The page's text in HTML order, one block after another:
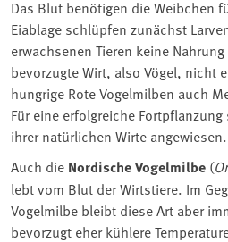
Das Blut benötigen die Weibchen
Eiablage schlüpfen zunächst
erwachsenen Tieren keine
bevorzugte Wirt, also Vögel, nicht
hungrige Rote Vogelmilben auch
Für eine erfolgreiche
ihrer natürlichen Wirte angewiesen.
Auch die Nordische Vogelmilbe (
lebt vom Blut der Wirtstiere. Im
Vogelmilbe bleibt diese Art aber
bevorzugt eher kühlere